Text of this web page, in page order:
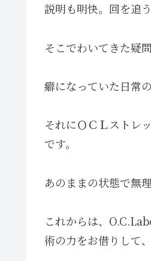
説明も明快。回を追
そこでわいてきた疑
癖になっていた日常
それにＯＣＬストレ
です。
あのままの状態で無
これからは、
術の力をお借りして